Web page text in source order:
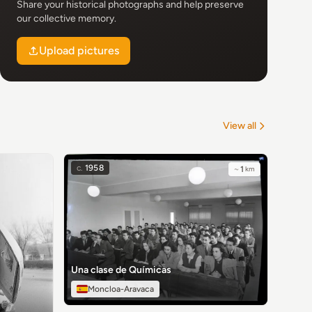
Share your historical photographs and help preserve
our collective memory.
Upload pictures
View all
c. 1958 ~ 1 km
Una clase de Químicas
Moncloa-Aravaca